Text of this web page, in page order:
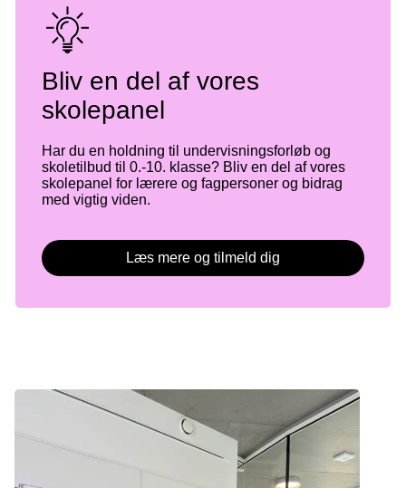
Bliv en del af vores
skolepanel
Har du en holdning til undervisningsforløb og
skoletilbud til 0.-10. klasse? Bliv en del af vores
skolepanel for lærere og fagpersoner og bidrag
med vigtig viden.
Læs mere og tilmeld dig